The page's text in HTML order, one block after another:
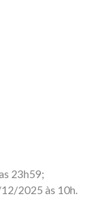
23h59;
2025 às 10h.